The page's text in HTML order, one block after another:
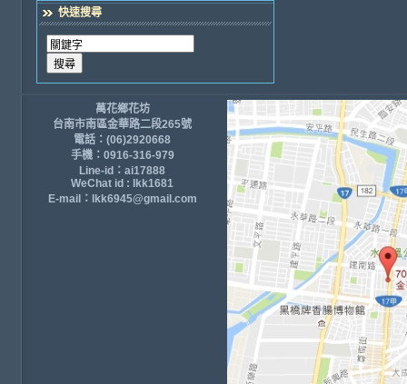
快速搜尋
萬花鄉花坊
台南市南區金華路二段265號
電話：(06)2920668
手機：0916-316-979
Line-id：ai17888
WeChat id : lkk1681
E-mail：lkk6945@gmail.com